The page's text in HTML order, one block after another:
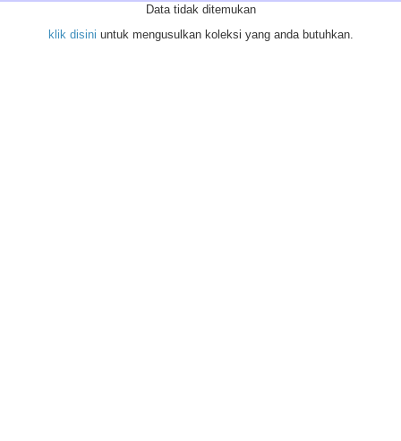
Data tidak ditemukan
klik disini untuk mengusulkan koleksi yang anda butuhkan.